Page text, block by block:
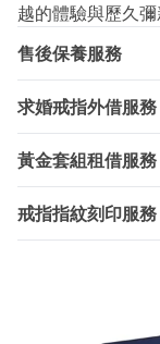
越的體驗與歷久彌
售後保養服務
求婚戒指外借服務
黃金套組租借服務
戒指指紋刻印服務